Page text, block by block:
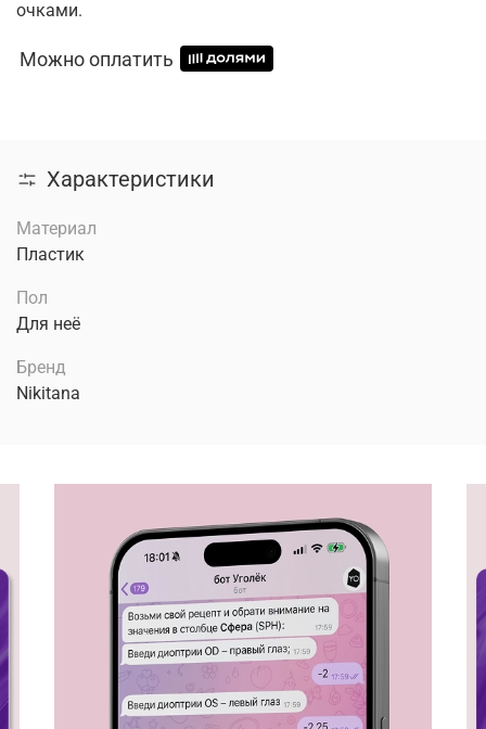
очками.
Можно оплатить
Характеристики
Материал
Пластик
Пол
Для неё
Бренд
Nikitana